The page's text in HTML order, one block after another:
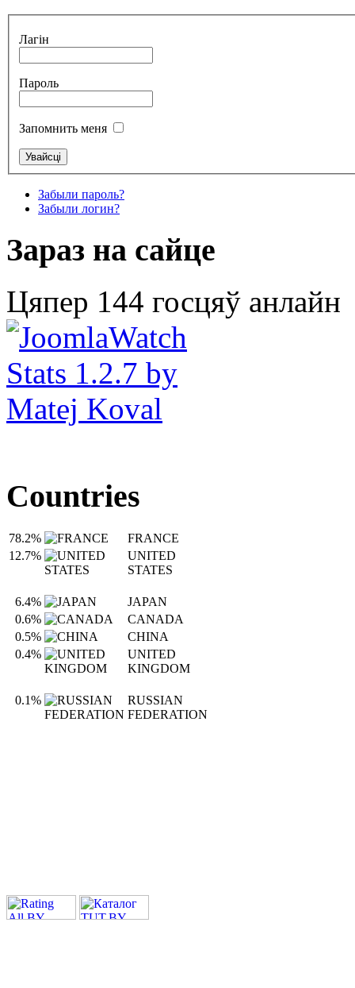
Лагін
Пароль
Запомнить меня
Забыли пароль?
Забыли логин?
Зараз на сайце
Цяпер 144 госцяў анлайн
Countries
78.2%
FRANCE
12.7%
UNITED
STATES
6.4%
JAPAN
0.6%
CANADA
0.5%
CHINA
0.4%
UNITED
KINGDOM
0.1%
RUSSIAN
FEDERATION